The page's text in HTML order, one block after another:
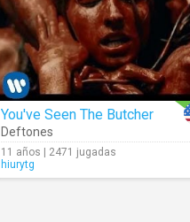
You've Seen The Butcher
Deftones
11 años | 2471 jugadas
hiurytg